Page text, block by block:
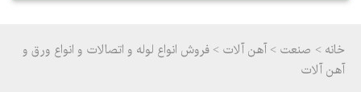
خانه > صنعت >آهن آلات > فروش انواع لوله و اتصالات و انواع ورق و
آهن آلات